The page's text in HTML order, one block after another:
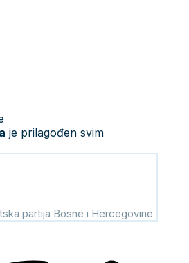
je prilagođen svim
partija Bosne i Hercegovine